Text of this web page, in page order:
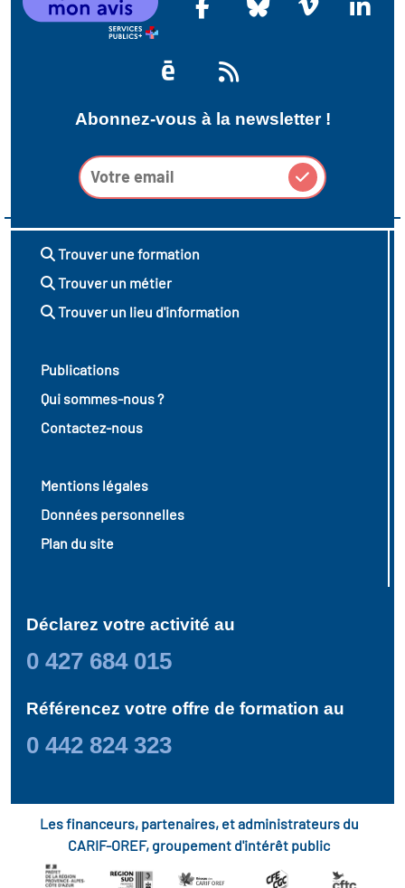
Abonnez-vous à la newsletter !
Trouver une formation
Trouver un métier
Trouver un lieu d'information
Publications
Qui sommes-nous ?
Contactez-nous
Mentions légales
Données personnelles
Plan du site
Déclarez votre activité au
0 427 684 015
Référencez votre offre de formation au
0 442 824 323
Les financeurs, partenaires, et administrateurs du
CARIF-OREF, groupement d'intérêt public